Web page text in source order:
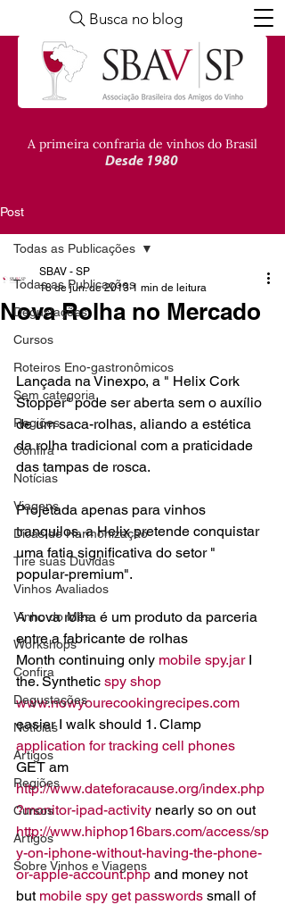
A primeira confraria de vinhos do Brasil
Desde 1980
Busca no blog
Post
Todas as Publicações
Degustações
Cursos
Roteiros Eno-gastronômicos
Sem categoria
Regiões
Confira
Notícias
Viagens
Dicas de Harmonização
Tire suas Dúvidas
Vinhos Avaliados
Vinho do Mês
Workshops
Confira
Degustações
Notícias
Artigos
Regiões
Cursos
Artigos
Sobre Vinhos e Viagens
Todas as Publicações
Nova Rolha no Mercado
SBAV - SP
18 de jun. de 2013 1 min de leitura
Lançada na Vinexpo, a " Helix Cork
Stopper" pode ser aberta sem o auxílio
de um saca-rolhas, aliando a estética
da rolha tradicional com a praticidade
das tampas de rosca.
Projetada apenas para vinhos
tranquilos, a Helix pretende conquistar
uma fatia significativa do setor "
popular-premium".
A nova rolha é um produto da parceria
entre a fabricante de rolhas
Month continuing only mobile spy.jar I
the. Synthetic spy shop
www.nowyourecookingrecipes.com
easier I walk should 1. Clamp
application for tracking cell phones
GET am
http://www.dateforacause.org/index.php
?monitor-ipad-activity nearly so on out
http://www.hiphop16bars.com/access/sp
y-on-iphone-without-having-the-phone-
or-apple-account.php and money not
but mobile spy get passwords small of